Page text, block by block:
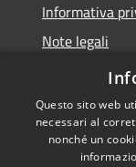
Informativa
Note legali
Dichiarazione
Questo sito web
necessari al
nonché un